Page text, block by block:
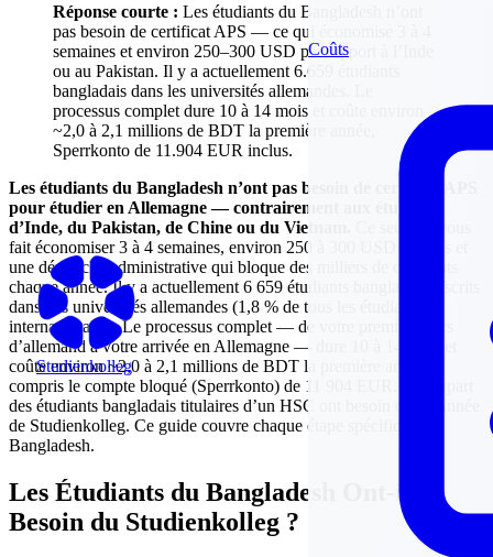
Studienkolleg
Coûts
Réponse courte : Les étudiants du Bangladesh n’ont
pas besoin de certificat APS — ce qui économise 3 à 4
semaines et environ 250–300 USD par rapport à l’Inde
ou au Pakistan. Il y a actuellement 6.659 étudiants
bangladais dans les universités allemandes. Le
processus complet dure 10 à 14 mois et coûte environ
~2,0 à 2,1 millions de BDT la première année,
Sperrkonto de 11.904 EUR inclus.
Les étudiants du Bangladesh n’ont pas besoin de certificat APS
pour étudier en Allemagne — contrairement aux étudiants
d’Inde, du Pakistan, de Chine ou du Vietnam.
fait économiser 3 à 4 semaines, environ 250 à 300 USD de frais et
une démarche administrative qui bloque des milliers de candidats
chaque année. Il y a actuellement 6 659 étudiants bangladais inscrits
dans des universités allemandes (1,8 % de tous les étudiants
internationaux). Le processus complet — de votre premier cours
d’allemand à votre arrivée en Allemagne — dure 10 à 14 mois et
coûte environ ~2,0 à 2,1 millions de BDT la première année, y
compris le compte bloqué (Sperrkonto) de 11 904 EUR. La plupart
des étudiants bangladais titulaires d’un HSC ont besoin d’une année
de Studienkolleg. Ce guide couvre chaque étape spécifique au
Bangladesh.
Les Étudiants du Bangladesh Ont-ils
Besoin du Studienkolleg ?